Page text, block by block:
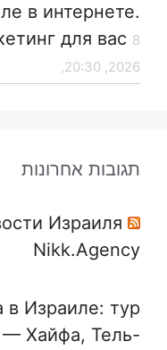
в интернете.
для вас
2026, 20:30,
תגובות אחרונות
Израиля
Nikk.Agency
Израиле: тур
— Хайфа, Тель-